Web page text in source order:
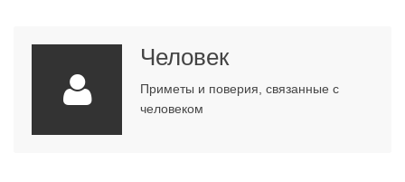
Человек
Приметы и поверия, связанные с
человеком